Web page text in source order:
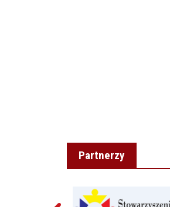
Partnerzy